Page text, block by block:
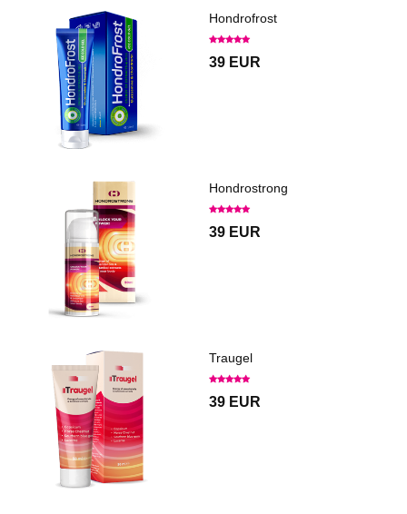
Hondrofrost
39 EUR
Hondrostrong
39 EUR
Traugel
39 EUR